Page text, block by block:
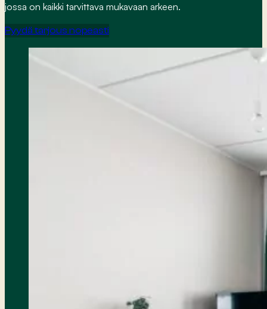
jossa on kaikki tarvittava mukavaan arkeen.
Pyydä tarjous nopeasti